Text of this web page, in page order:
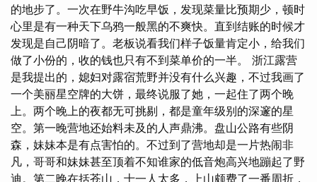
的地步了。一次在野牛沟吃早饭，发现菜量比预期少，顿时
心里是有一种天下乌鸦一般黑的不爽快。直到结账的时候才
发现是自己阴暗了。老板说看我们样子饭量肯定小，给我们
做了小份的，收的钱也只有不到菜单价的一半。 浙江露营
是我提出的，媳妇对露宿荒野并没有什么兴趣，不过我画了
一个美丽星空牌的大饼，最终说服了她，一起住了两个晚
上。两个晚上的夜都无可挑剔，都是童年级别的深邃的星
空。第一晚营地还始料未及的人声鼎沸。盘山公路有些阴
森，妹妹本是有点害怕的。不过到了营地却是一片热闹非
凡，哥哥和妹妹甚至顶着不知谁家的低音炮高兴地蹦起了野
迪。第二晚在括苍山，十一人太多，上山颇费了一番周折，